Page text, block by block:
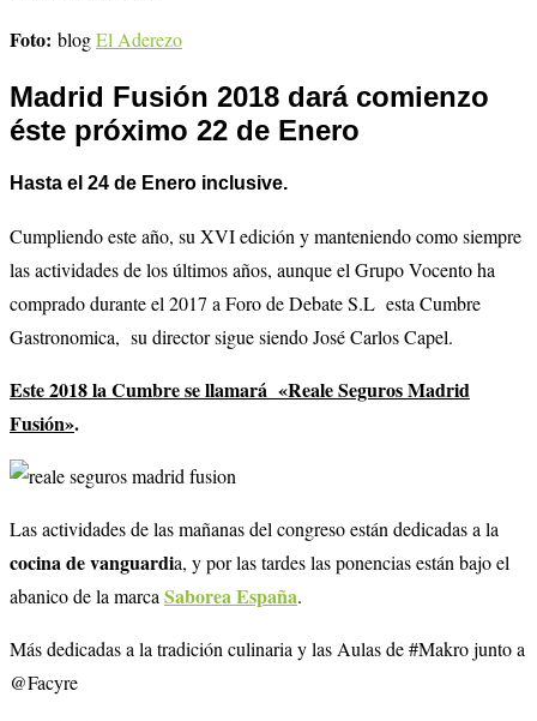
Foto: blogEl Aderezo
Madrid Fusión 2018 dará comienzo
éste próximo 22 de Enero
Hasta el 24 de Enero inclusive.
Cumpliendo este año, su XVI edición y manteniendo como siempre
las actividades de los últimos años, aunque el Grupo Vocento ha
comprado durante el 2017 a Foro de Debate S.L esta Cumbre
Gastronomica, su director sigue siendo José Carlos Capel.
Este 2018 la Cumbre se llamará «Reale Seguros Madrid
Fusión».
Las actividades de las mañanas del congreso están dedicadas a la
cocina de vanguardia, y por las tardes las ponencias están bajo el
abanico de la marcaSaborea España.
Más dedicadas a la tradición culinaria y las Aulas de #Makro junto a
@Facyre